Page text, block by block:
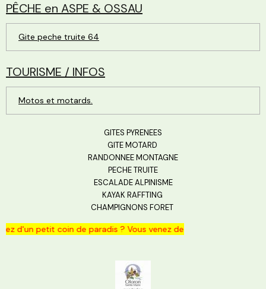
PÊCHE en ASPE & OSSAU
Gite peche truite 64
TOURISME / INFOS
Motos et motards.
GITES PYRENEES
GITE MOTARD
RANDONNEE MONTAGNE
PECHE TRUITE
ESCALADE ALPINISME
KAYAK RAFFTING
CHAMPIGNONS FORET
petit coin de paradis ? Vous venez de le trouver.... Un nid